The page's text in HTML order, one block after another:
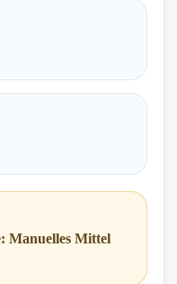
Manuelles Mittel